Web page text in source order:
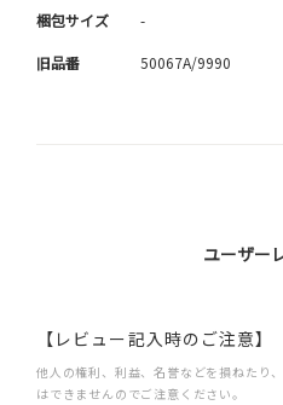
梱包サイズ -
旧品番 50067A/9990
ユーザー
【レビュー記入時のご注意】
他人の権利、利益、名誉などを損ねたり
はできませんのでご注意ください。